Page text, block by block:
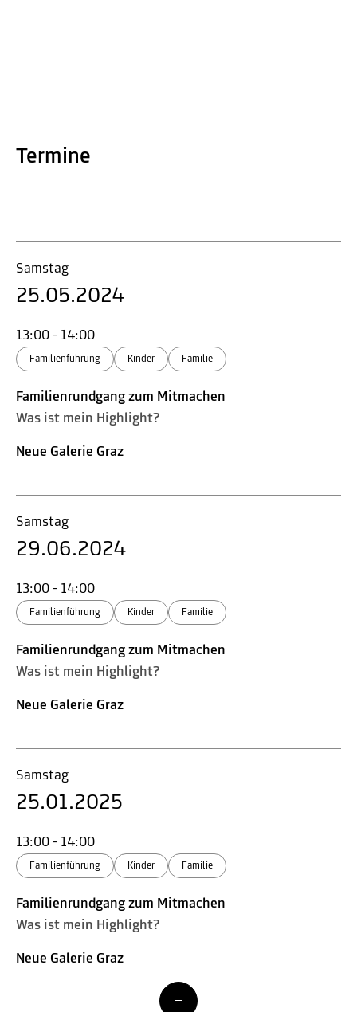
Termine
Samstag
25.05.2024
13:00 - 14:00
Familienführung Kinder Familie
Familienrundgang zum Mitmachen
Was ist mein Highlight?
Neue Galerie Graz
Samstag
29.06.2024
13:00 - 14:00
Familienführung Kinder Familie
Familienrundgang zum Mitmachen
Was ist mein Highlight?
Neue Galerie Graz
Samstag
25.01.2025
13:00 - 14:00
Familienführung Kinder Familie
Familienrundgang zum Mitmachen
Was ist mein Highlight?
Neue Galerie Graz